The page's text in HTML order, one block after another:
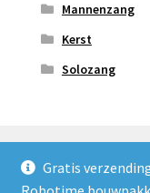
Gratis
Mannenzang
Kerst
Solozang